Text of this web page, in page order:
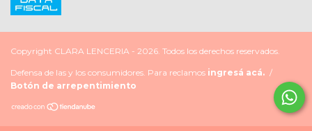
Copyright CLARA LENCERIA - 2026. Todos los derechos reservados.
Defensa de las y los consumidores. Para reclamos ingresá acá. /
Botón de arrepentimiento